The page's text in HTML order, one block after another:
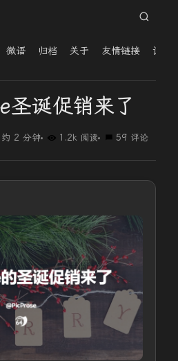
微语 归档 关于 友情链接 读者
圣诞促销来了
约 2 分钟 1.2k 阅读 59 评论